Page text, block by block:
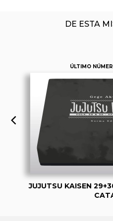
DE ESTA
ÚLTIMO
JUJUTSU KAISEN